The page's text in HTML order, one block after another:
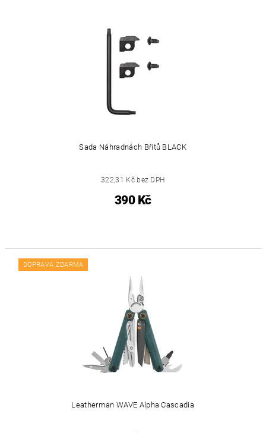
Sada Náhradnách Břitů BLACK
322,31 Kč bez DPH
390 Kč
DOPRAVA ZDARMA
Leatherman WAVE Alpha Cascadia